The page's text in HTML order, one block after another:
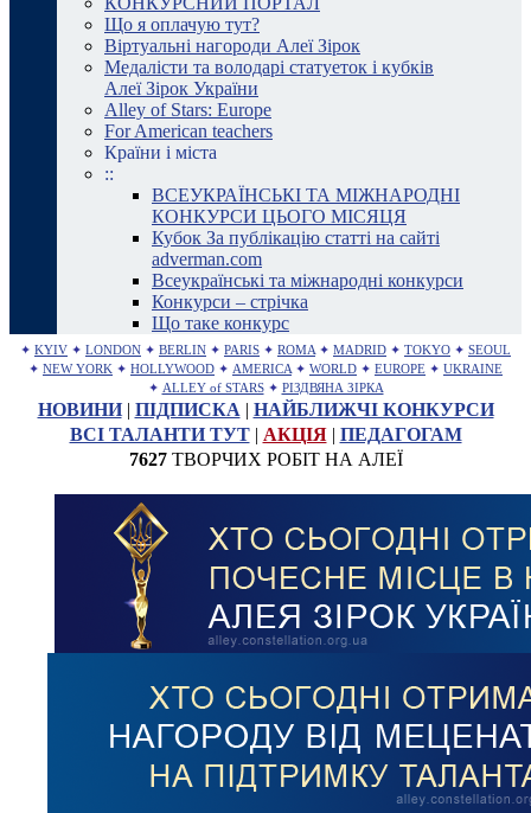
Що я оплачую тут?
Віртуальні нагороди Алеї Зірок
Медалісти та володарі статуеток і кубків
Алеї Зірок України
Alley of Stars: Europe
For American teachers
Країни і міста
::
ВСЕУКРАЇНСЬКІ ТА МІЖНАРОДНІ
КОНКУРСИ ЦЬОГО МІСЯЦЯ
Кубок За публікацію статті на сайті
adverman.com
Всеукраїнські та міжнародні конкурси
Конкурси – стрічка
Що таке конкурс
✦ KYIV ✦ LONDON ✦ BERLIN ✦ PARIS ✦ ROMA ✦ MADRID ✦ TOKYO ✦ SEOUL
✦ NEW YORK ✦ HOLLYWOOD ✦ AMERICA ✦ WORLD ✦ EUROPE ✦ UKRAINE
✦ ALLEY of STARS ✦ РІЗДВЯНА ЗІРКА
НОВИНИ| ПІДПИСКА | НАЙБЛИЖЧІ КОНКУРСИ
ВСІ ТАЛАНТИ ТУТ| АКЦІЯ| ПЕДАГОГАМ
7627ТВОРЧИХ РОБІТ НА АЛЕЇ